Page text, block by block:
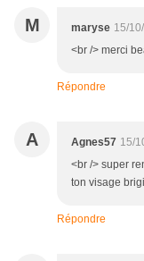
M maryse 15/
<br /> merci
Répondre
A Agnes57 15/
<br /> super
ton visage
Répondre